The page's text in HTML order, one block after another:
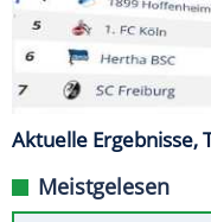
Aktuelle Ergebnisse,
Meistgelesen